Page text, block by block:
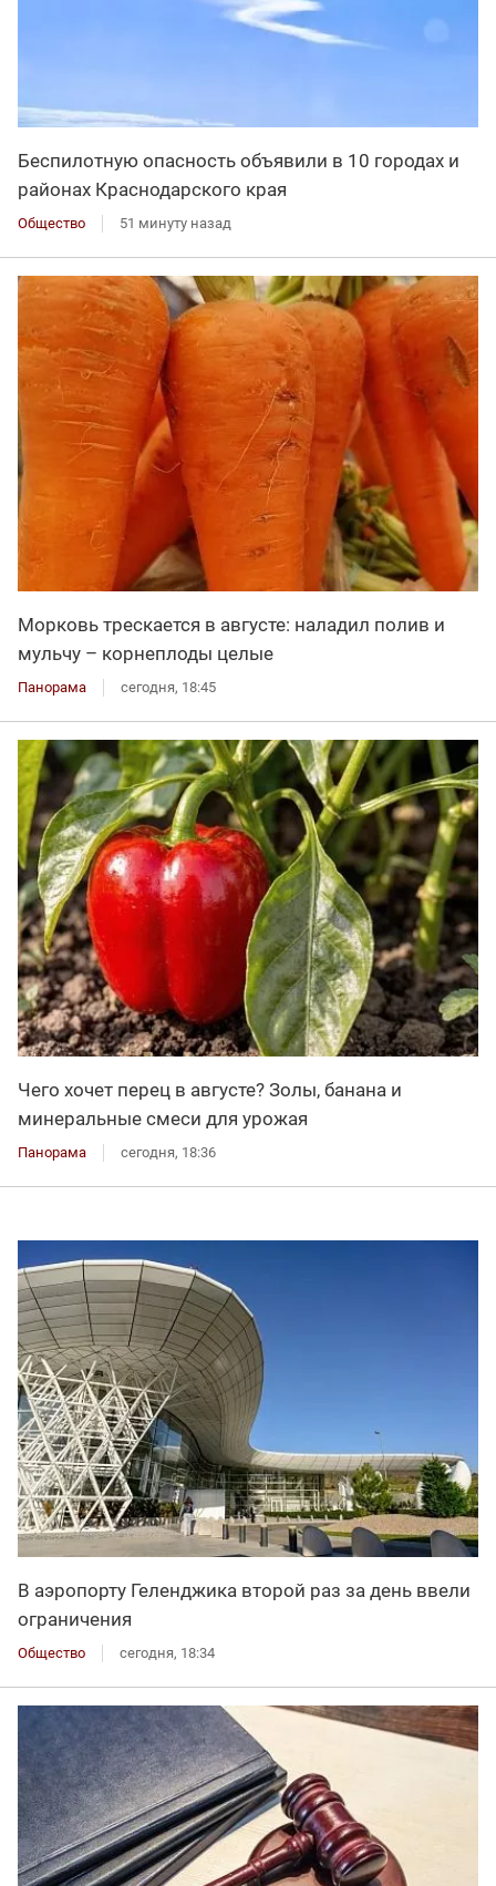
Беспилотную опасность объявили в 10 городах и
районах Краснодарского края
Общество 51 минуту назад
Морковь трескается в августе: наладил полив и
мульчу – корнеплоды целые
Панорама сегодня, 18:45
Чего хочет перец в августе? Золы, банана и
минеральные смеси для урожая
Панорама сегодня, 18:36
В аэропорту Геленджика второй раз за день ввели
ограничения
Общество сегодня, 18:34